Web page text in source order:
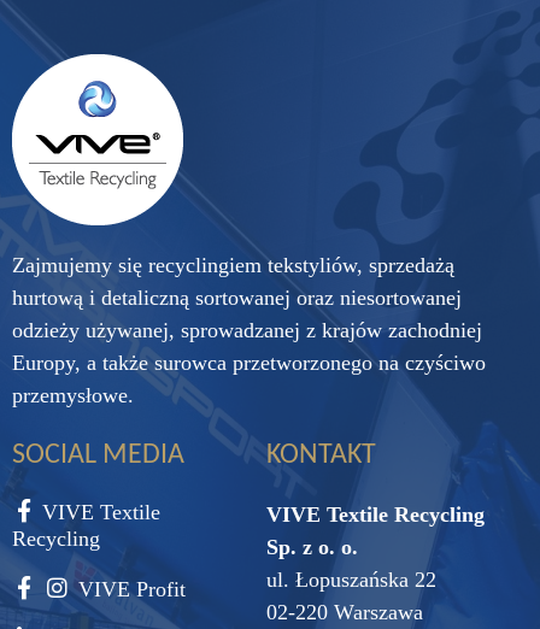
Zajmujemy się recyclingiem tekstyliów, sprzedażą
hurtową i detaliczną sortowanej oraz niesortowanej
odzieży używanej, sprowadzanej z krajów zachodniej
Europy, a także surowca przetworzonego na czyściwo
przemysłowe.
SOCIAL MEDIA
VIVE Textile
Recycling
VIVE Profit
KONTAKT
VIVE Textile Recycling
Sp. z o. o.
ul. Łopuszańska 22
02-220 Warszawa